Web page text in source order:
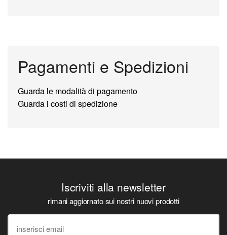
Pagamenti e Spedizioni
Guarda le modalità di pagamento
Guarda i costi di spedizione
Iscriviti alla newsletter
rimani aggiornato sui nostri nuovi prodotti